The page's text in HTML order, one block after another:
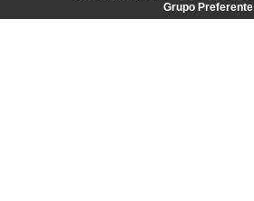
Grupo Preferente